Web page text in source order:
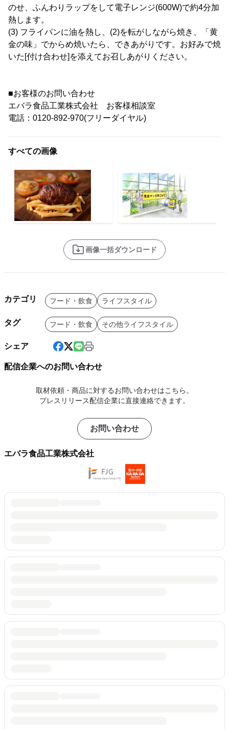
のせ、ふんわりラップをして電子レンジ(600W)で約4分加
熱します。
(3) フライパンに油を熱し、(2)を転がしながら焼き、「黄
金の味」でからめ焼いたら、できあがりです。お好みで焼
いた[付け合わせ]を添えてお召しあがりください。
■お客様のお問い合わせ
エバラ食品工業株式会社 お客様相談室
電話：0120-892-970(フリーダイヤル)
すべての画像
画像一括ダウンロード
カテゴリ フード・飲食 ライフスタイル
タグ フード・飲食 その他ライフスタイル
シェア
配信企業へのお問い合わせ
取材依頼・商品に対するお問い合わせはこちら。
プレスリリース配信企業に直接連絡できます。
お問い合わせ
エバラ食品工業株式会社